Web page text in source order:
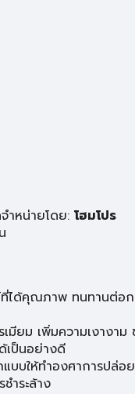
ำหน่ายโดย: โฮมโปร
ได้คุณภาพ ทนทานต่อก
เมียม เพิ่มความเงางา
เป็นอย่างดี
บบให้ทำองศาการปล่อย
ำระล้าง